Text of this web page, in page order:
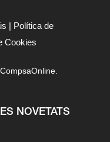
| Política de
Cookies
CompsaOnline.
NOVETATS